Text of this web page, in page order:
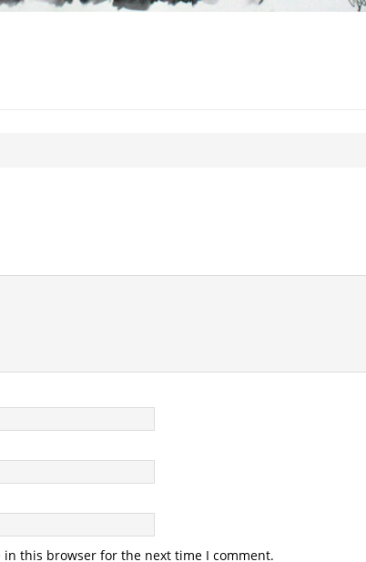
in this browser for the next time I comment.